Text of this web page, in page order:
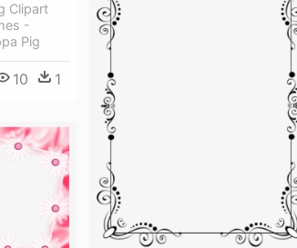
Clipart
-
Pig
10 1